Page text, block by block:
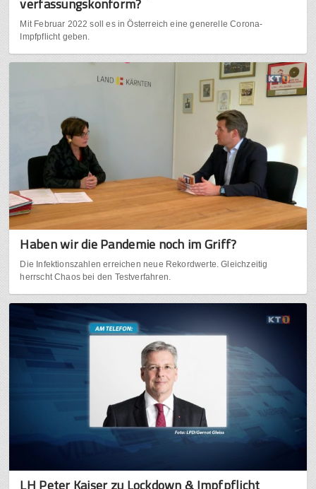
Mit Februar 2022 soll es in Österreich eine generelle Corona-
Impfpflicht geben.
Haben wir die Pandemie noch im Griff?
Die Infektionszahlen erreichen neue Rekordwerte. Gleichzeitig
herrscht Chaos bei den Testverfahren.
LH Peter Kaiser zu Lockdown & Impfpflicht